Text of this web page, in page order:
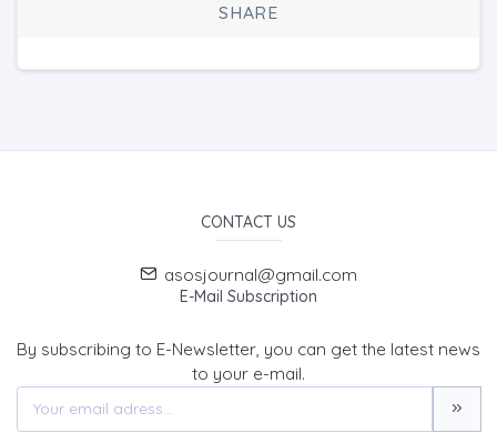
SHARE
CONTACT US
asosjournal@gmail.com
E-Mail Subscription
By subscribing to E-Newsletter, you can get the latest news
to your e-mail.